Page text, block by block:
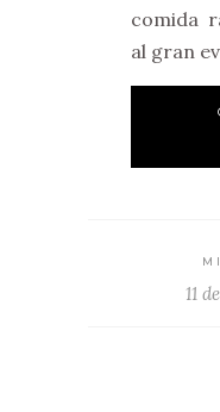
comida
al gran
11